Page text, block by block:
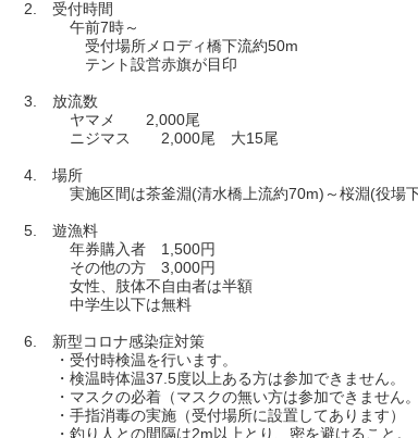
2. 受付時間
午前7時～
受付場所メロディ橋下流約50m
テント設営赤旗が目印
3. 放流数
ヤマメ 2,000尾
ニジマス 2,000尾 大15尾
4. 場所
実施区間は茶釜淵(清水橋上流約70m)～桜淵(役場
5. 遊漁料
年券購入者 1,500円
その他の方 3,000円
女性、肢体不自由者は半額
中学生以下は無料
6. 新型コロナ感染症対策
・受付時検温を行います。
・検温時体温37.5度以上ある方は参加できません。
・マスクの必着（マスクの無い方は参加できません。
・手指消毒の実施（受付場所に設置してあります）
・釣り人との間隔は2m以上とり、密を避けること。